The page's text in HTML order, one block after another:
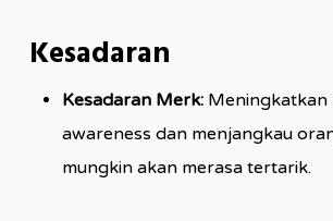
Kesadaran
Kesadaran Merk:Meningkatkan
awareness dan menjangkau
mungkin akan merasa tertarik.